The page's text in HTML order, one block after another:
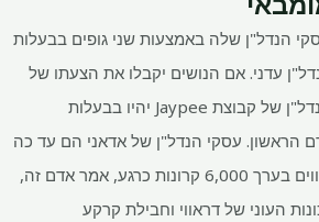
הנדל"ן שלה באמצעות שני גופים בבעלות
עדני. אם הנושים יקבלו את הצעתו של
עדני, ייתכן שגם עסקי הנדל"ן של קבוצת Jaypee יהיו בבעלות
הראשון. עסקי הנדל"ן של אדאני הם עד כה
בערך
6,000 קרונות כרגע, אמר אדם זה,
העוני של דראווי וחבילת קרקע